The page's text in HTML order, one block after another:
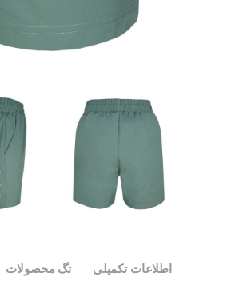
اطلاعات تکمیلی تگ محصولات